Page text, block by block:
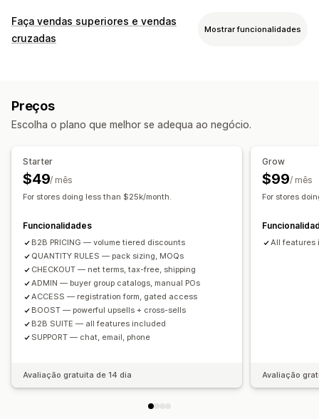
Opções de preços
Grupos de clientes
Métodos de pagamento
Início de sessão grossista
Etiquetagem de clientes
Gestão de encomendas
Processamento em lote
Formulário de encomenda
Encomendas manuais Encomendas em rascunho
Visibilidade do produto
Estado da encomenda
Sincronização de inventário
Estado do inventário Importar e exportar
Faça vendas superiores e vendas
cruzadas
Mostrar funcionalidades
Venda superior na página do produto
Suplementos com um clique Pop-ups
Ofertas e recomendações
Suplementos de produtos
Frequentemente comprados em conjunto
Intervalos de quantidade Descontos de volume
Descontos diferenciados
Preços
Escolha o plano que melhor se adequa ao negócio.
Starter
$49/ mês
For stores doing less than $25k/month.
Funcionalidades
B2B PRICING — volume tiered discounts
QUANTITY RULES — pack sizing, MOQs
CHECKOUT — net terms, tax-free, shipping
ADMIN — buyer group catalogs, manual POs
ACCESS — registration form, gated access
BOOST — powerful upsells + cross-sells
B2B SUITE — all features included
SUPPORT — chat, email, phone
Avaliação gratuita de 14 dia
Grow
$99/ mês
For stores
All features
Avaliação